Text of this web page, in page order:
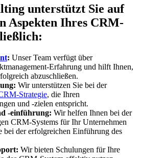
unterstützt Sie auf
Aspekten Ihres CRM-
: Unser Team verfügt über
Erfahrung und hilft Ihnen,
abzuschließen.
Wir unterstützen Sie bei der
Strategie, die Ihren
und -zielen entspricht.
-einführung: Wir helfen Ihnen bei der
CRM-Systems für Ihr Unternehmen
bei der erfolgreichen Einführung des
Wir bieten Schulungen für Ihre